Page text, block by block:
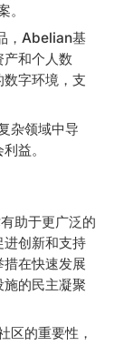
，Abelian基
和个人数
字环境，支
杂领域中导
益。
助于更广泛的
创新和支持
在快速发展
的民主凝聚
区的重要性，